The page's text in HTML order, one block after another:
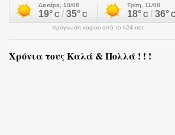
πρόγνωση καιρού από το k24.net
Χρόνια τους Καλά & Πολλά ! ! !